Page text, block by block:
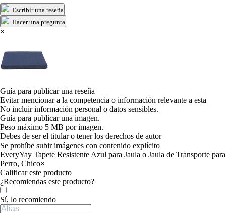
Escribir una reseña
Hacer una pregunta
×
Guía para publicar una reseña
Evitar mencionar a la competencia o información relevante a esta
No incluir información personal o datos sensibles.
Guía para publicar una imagen.
Peso máximo 5 MB por imagen.
Debes de ser el titular o tener los derechos de autor
Se prohíbe subir imágenes con contenido explícito
EveryYay Tapete Resistente Azul para Jaula o Jaula de Transporte para
Perro, Chico×
Calificar este producto
Tu valoración
¿Recomiendas este producto?
Sí, lo recomiendo